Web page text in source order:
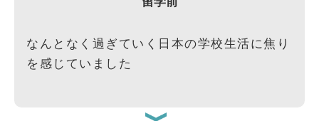
なんとなく過ぎていく日本の学校生活に焦り
を感じていました